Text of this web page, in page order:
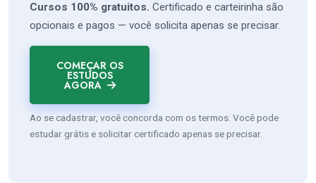
Cursos 100% gratuitos. Certificado e carteirinha são
opcionais e pagos — você solicita apenas se precisar.
COMEÇAR OS
ESTUDOS
AGORA
Ao se cadastrar, você concorda com os termos. Você pode
estudar grátis e solicitar certificado apenas se precisar.